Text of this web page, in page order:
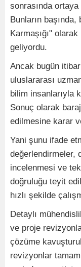
sonrasında
Bunların
Karmaşığı"
geliyordu.
Ancak bugün
uluslararası
bilim insanlarıyla
Sonuç olarak
edilmesine karar
Yani şunu ifade
değerlendirmeler,
incelenmesi ve
doğruluğu teyit
hızlı şekilde
Detaylı
ve proje
çözüme
revizyonlar